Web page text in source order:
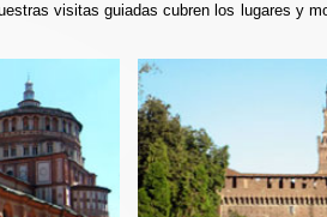
visitas guiadas cubren los lugares y